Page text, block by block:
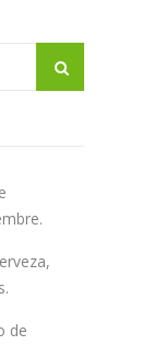
de